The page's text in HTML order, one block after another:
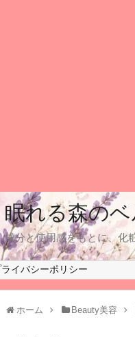
眠れる森のベ
成分と使用感をもとに、化
ライバシーポリシー
ホーム Beauty美容